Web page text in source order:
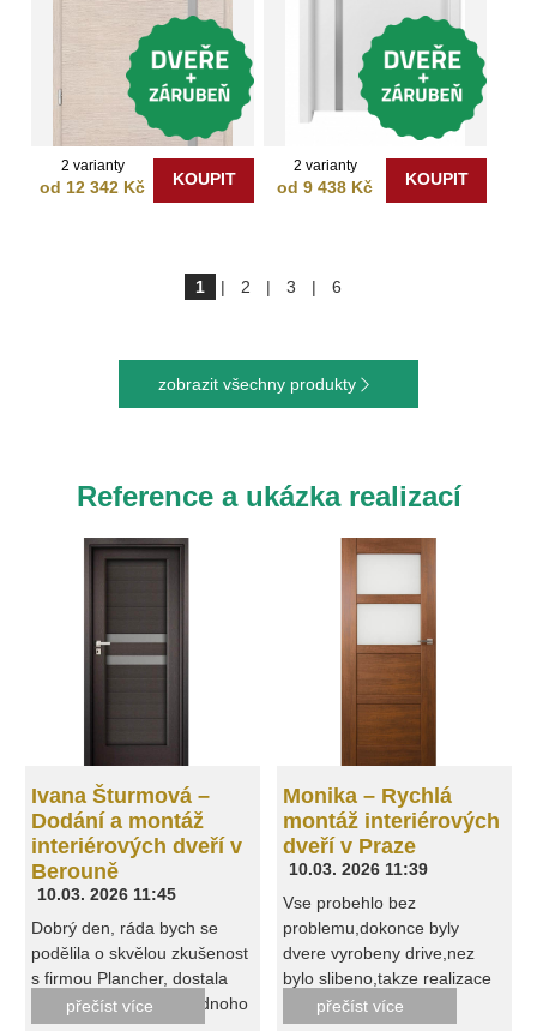
2 varianty
od 12 342 Kč KOUPIT
2 varianty
od 9 438 Kč KOUPIT
1 | 2 | 3 | 6
zobrazit všechny produkty
Reference a ukázka realizací
Ivana Šturmová –
Dodání a montáž
interiérových dveří v
Berouně
10.03. 2026 11:45
Dobrý den, ráda bych se
podělila o skvělou zkušenost
s firmou Plancher, dostala
jsem doporučení od jednoho
přečíst více
Monika – Rychlá
montáž interiérových
dveří v Praze
10.03. 2026 11:39
Vse probehlo bez
problemu,dokonce byly
dvere vyrobeny drive,nez
bylo slibeno,takze realizace
probehla take drive. Neni co
přečíst více